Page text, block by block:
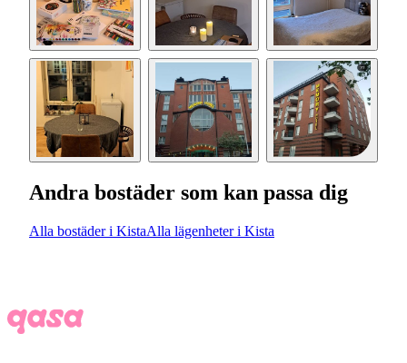
Andra bostäder som kan passa dig
Alla bostäder i KistaAlla lägenheter i Kista